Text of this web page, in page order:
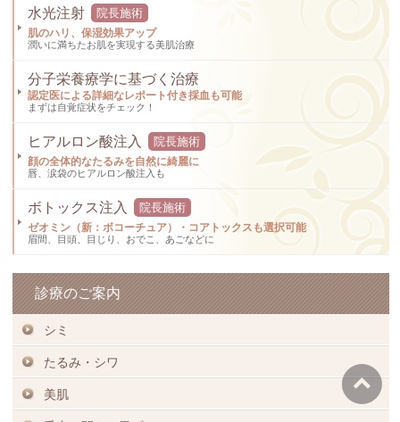
水光注射 院長施術
肌のハリ、保湿効果アップ
潤いに満ちたお肌を実現する美肌治療
分子栄養療学に基づく治療
認定医による詳細なレポート付き採血も可能
まずは自覚症状をチェック！
ヒアルロン酸注入 院長施術
顔の全体的なたるみを自然に綺麗に
唇、涙袋のヒアルロン酸注入も
ボトックス注入 院長施術
ゼオミン（新：ボコーチュア）・コアトックスも選択可能
眉間、目頭、目じり、おでこ、あごなどに
診療のご案内
シミ
たるみ・シワ
美肌